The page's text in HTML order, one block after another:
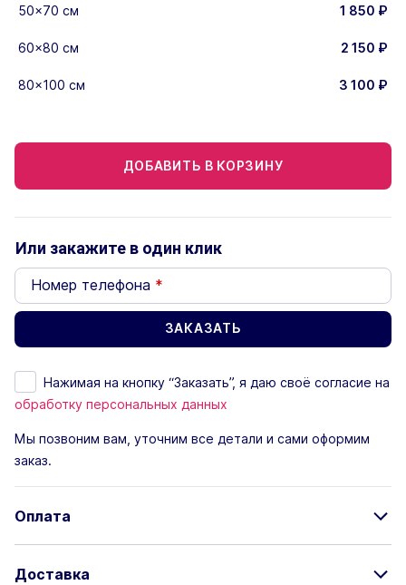
50×70 см 1 850 ₽
60×80 см 2 150 ₽
80×100 см 3 100 ₽
ДОБАВИТЬ В КОРЗИНУ
Или закажите в один клик
Номер телефона *
Нажимая на кнопку “Заказать”, я даю своё согласие на
обработку персональных данных
Мы позвоним вам, уточним все детали и сами оформим
заказ.
Оплата
Доставка